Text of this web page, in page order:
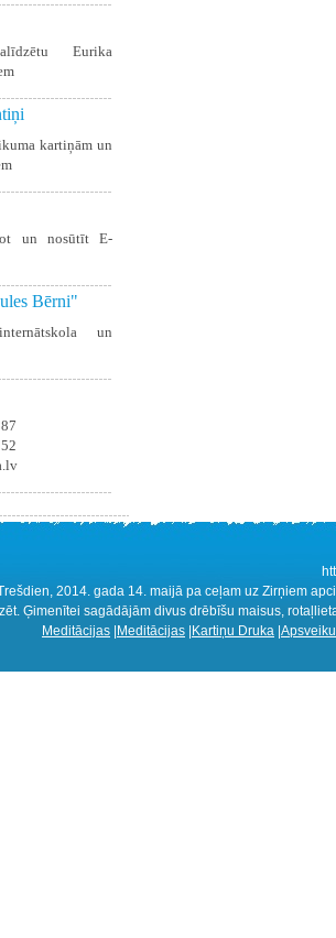
Eurika
kartiņām un
un nosūtīt E-
Bērni"
un
2014. gada 14. maijā pa ceļam uz Zirņiem
Ģimenītei sagādājām divus drēbīšu maisus,
Meditācijas Meditācijas Kartiņu Druka